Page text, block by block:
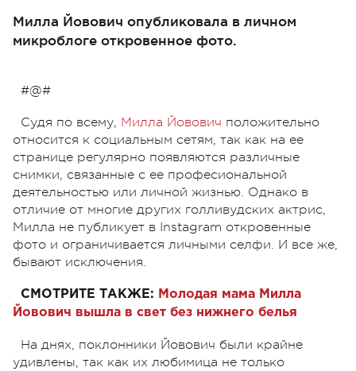
Милла Йовович опубликовала в личном
микроблоге откровенное фото.
#@#
Судя по всему, Милла Йовович положительно
относится к социальным сетям, так как на ее
странице регулярно появляются различные
снимки, связанные с ее професиональной
деятельностью или личной жизнью. Однако в
отличие от многие других голливудских актрис,
Милла не публикует в Instagram откровенные
фото и ограничивается личными селфи. И все же,
бывают исключения.
СМОТРИТЕ ТАКЖЕ: Молодая мама Милла
Йовович вышла в свет без нижнего белья
На днях, поклонники Йовович были крайне
удивлены, так как их любимица не только